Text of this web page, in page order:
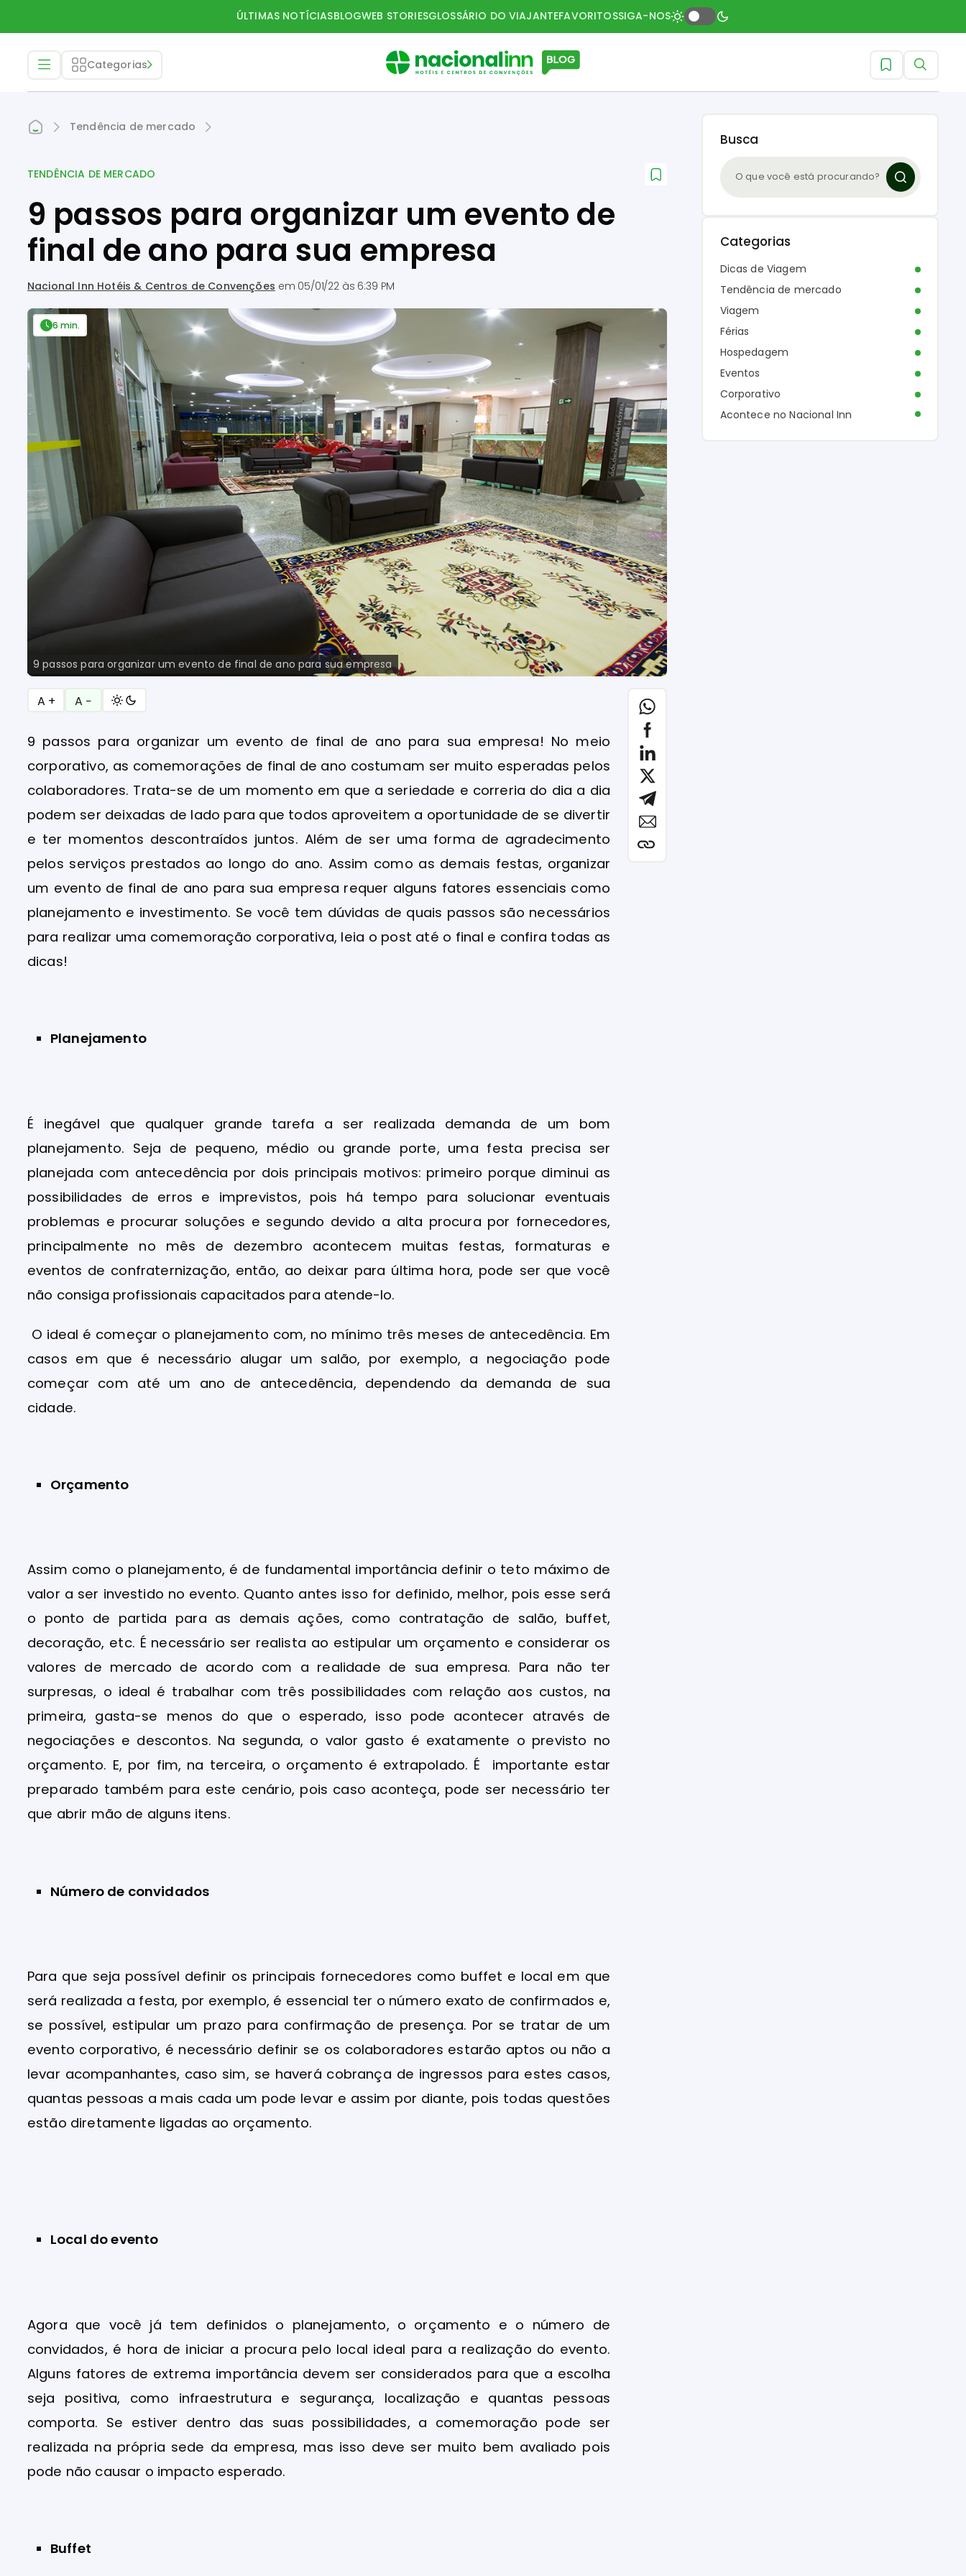
ÚLTIMAS NOTÍCIASBLOGWEB STORIESGLOSSÁRIO DO VIAJANTEFAVORITOSSIGA-NOS
Categorias
Tendência de mercado
TENDÊNCIA DE MERCADO
9 passos para organizar um evento de
final de ano para sua empresa
Nacional Inn Hotéis & Centros de Convenções em 05/01/22 às 6:39 PM
9 passos para organizar um evento de final de ano para sua empresa
6 min.
A + A −
9 passos para organizar um evento de final de ano para sua empresa! No meio
corporativo, as comemorações de final de ano costumam ser muito esperadas pelos
colaboradores. Trata-se de um momento em que a seriedade e correria do dia a dia
podem ser deixadas de lado para que todos aproveitem a oportunidade de se divertir
e ter momentos descontraídos juntos. Além de ser uma forma de agradecimento
pelos serviços prestados ao longo do ano. Assim como as demais festas, organizar
um evento de final de ano para sua empresa requer alguns fatores essenciais como
planejamento e investimento. Se você tem dúvidas de quais passos são necessários
para realizar uma comemoração corporativa, leia o post até o final e confira todas as
dicas!
Planejamento
É inegável que qualquer grande tarefa a ser realizada demanda de um bom
planejamento. Seja de pequeno, médio ou grande porte, uma festa precisa ser
planejada com antecedência por dois principais motivos: primeiro porque diminui as
possibilidades de erros e imprevistos, pois há tempo para solucionar eventuais
problemas e procurar soluções e segundo devido a alta procura por fornecedores,
principalmente no mês de dezembro acontecem muitas festas, formaturas e
eventos de confraternização, então, ao deixar para última hora, pode ser que você
não consiga profissionais capacitados para atende-lo.
O ideal é começar o planejamento com, no mínimo três meses de antecedência. Em
casos em que é necessário alugar um salão, por exemplo, a negociação pode
começar com até um ano de antecedência, dependendo da demanda de sua
cidade.
Orçamento
Assim como o planejamento, é de fundamental importância definir o teto máximo de
valor a ser investido no evento. Quanto antes isso for definido, melhor, pois esse será
o ponto de partida para as demais ações, como contratação de salão, buffet,
decoração, etc. É necessário ser realista ao estipular um orçamento e considerar os
valores de mercado de acordo com a realidade de sua empresa. Para não ter
surpresas, o ideal é trabalhar com três possibilidades com relação aos custos, na
primeira, gasta-se menos do que o esperado, isso pode acontecer através de
negociações e descontos. Na segunda, o valor gasto é exatamente o previsto no
orçamento. E, por fim, na terceira, o orçamento é extrapolado. É importante estar
preparado também para este cenário, pois caso aconteça, pode ser necessário ter
que abrir mão de alguns itens.
Número de convidados
Para que seja possível definir os principais fornecedores como buffet e local em que
será realizada a festa, por exemplo, é essencial ter o número exato de confirmados e,
se possível, estipular um prazo para confirmação de presença. Por se tratar de um
evento corporativo, é necessário definir se os colaboradores estarão aptos ou não a
levar acompanhantes, caso sim, se haverá cobrança de ingressos para estes casos,
quantas pessoas a mais cada um pode levar e assim por diante, pois todas questões
estão diretamente ligadas ao orçamento.
Local do evento
Agora que você já tem definidos o planejamento, o orçamento e o número de
convidados, é hora de iniciar a procura pelo local ideal para a realização do evento.
Alguns fatores de extrema importância devem ser considerados para que a escolha
seja positiva, como infraestrutura e segurança, localização e quantas pessoas
comporta. Se estiver dentro das suas possibilidades, a comemoração pode ser
realizada na própria sede da empresa, mas isso deve ser muito bem avaliado pois
pode não causar o impacto esperado.
Buffet
Busca
Categorias
Dicas de Viagem
Tendência de mercado
Viagem
Férias
Hospedagem
Eventos
Corporativo
Acontece no Nacional Inn